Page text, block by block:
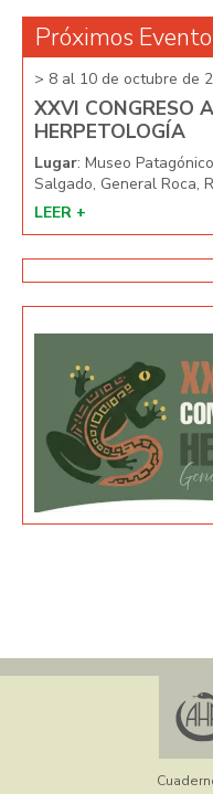
Próximos
> 8 al 10 de octubre de
XXVI CONGRESO
HERPETOLOGÍA
Lugar: Museo
Salgado, General Roca,
LEER +